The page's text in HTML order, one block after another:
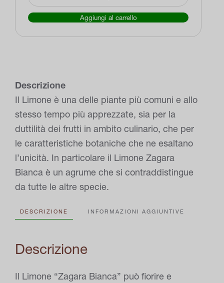
Zagara
Bianca
–
quantità
Aggiungi al carrello
Descrizione
Il Limone è una delle piante più comuni e allo
stesso tempo più apprezzate, sia per la
duttilità dei frutti in ambito culinario, che per
le caratteristiche botaniche che ne esaltano
l’unicità. In particolare il Limone Zagara
Bianca è un agrume che si contraddistingue
da tutte le altre specie.
DESCRIZIONE INFORMAZIONI AGGIUNTIVE
Descrizione
Il Limone “Zagara Bianca” può fiorire e